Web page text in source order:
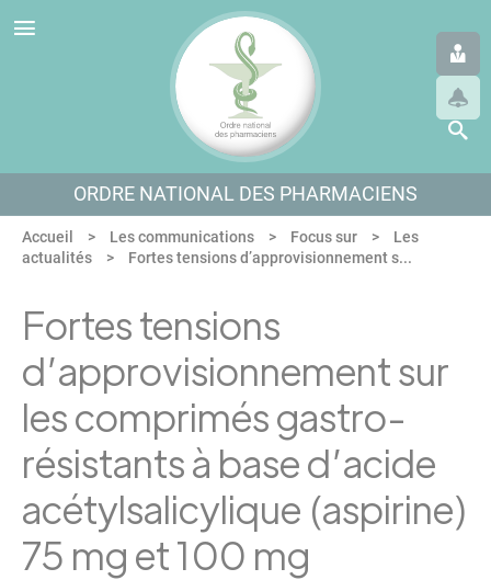
Aller au menu
Aller au contenu
Aller en bas de page
ORDRE NATIONAL DES PHARMACIENS
Accueil Les communications Focus sur
Les
actualités
Fortes tensions d’approvisionnement s...
Fortes tensions
d’approvisionnement sur
les comprimés gastro-
résistants à base d’acide
acétylsalicylique (aspirine)
75 mg et 100 mg
Panneau de gestion des cookies